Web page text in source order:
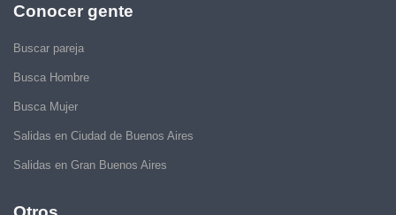
Conocer gente
Buscar pareja
Busca Hombre
Busca Mujer
Salidas en Ciudad de Buenos Aires
Salidas en Gran Buenos Aires